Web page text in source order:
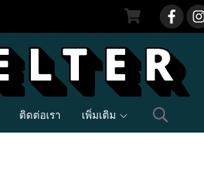
ติดต่อเรา เพิ่มเติม